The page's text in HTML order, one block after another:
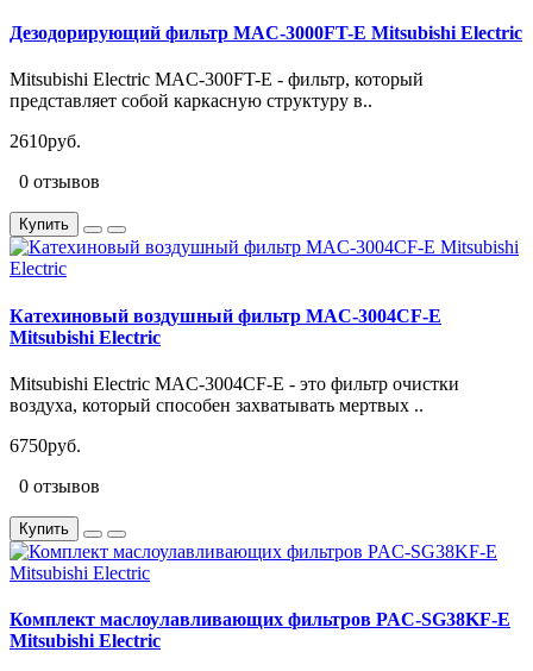
Дезодорирующий фильтр MAC-3000FT-E Mitsubishi Electric
Mitsubishi Electric MAC-300FT-E - фильтр, который
представляет собой каркасную структуру в..
2610руб.
0 отзывов
Купить
Катехиновый воздушный фильтр MAC-3004CF-E
Mitsubishi Electric
Mitsubishi Electric MAC-3004CF-E - это фильтр очистки
воздуха, который способен захватывать мертвых ..
6750руб.
0 отзывов
Купить
Комплект маслоулавливающих фильтров PAC-SG38KF-E
Mitsubishi Electric